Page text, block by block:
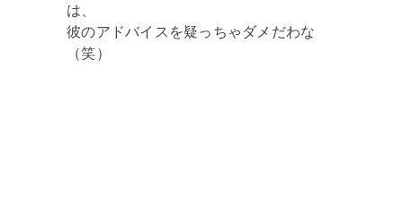
は、
彼のアドバイスを疑っちゃダメだわな
（笑）